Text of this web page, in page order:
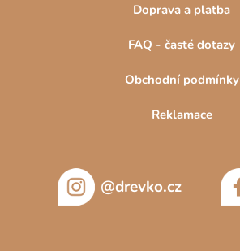
Doprava a platba
FAQ - časté dotazy
Obchodní podmínky
Reklamace
@drevko.cz